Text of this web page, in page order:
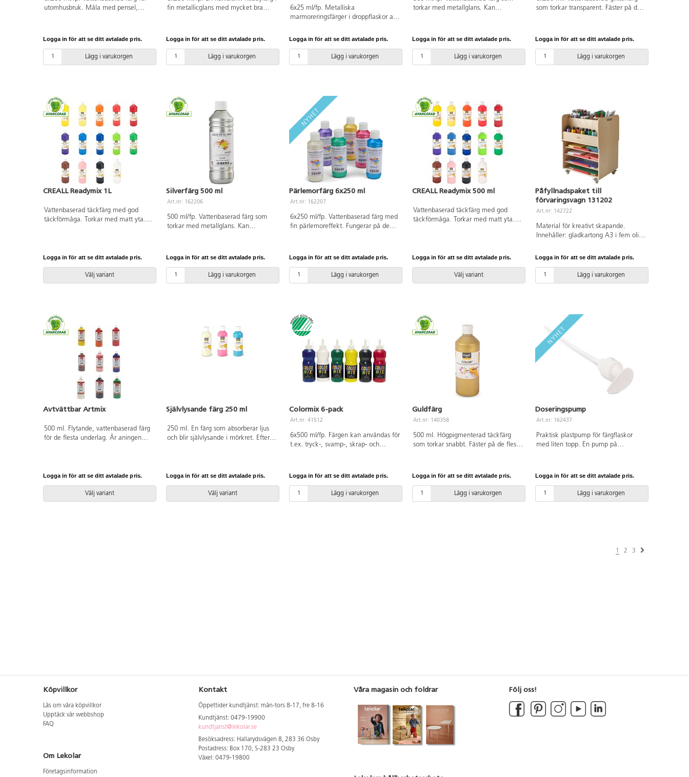
utomhusbruk. Måla med pensel,
med vatten och borste. Kan tvättas
Ingår lila, vit, grön, blå, gul och röd.
PVC-fri. Från 3 år.
Logga in för att se ditt avtalade pris.
Lägg i varukorgen
fin metallicglans med mycket bra
metall, papper, plast och gips.
bort från penslar och verktyg innan
den torkat. På tyg måste färgen
Logga in för att se ditt avtalade pris.
Lägg i varukorgen
6x25 ml/fp. Metalliska
marmoreringsfärger i droppflaskor av
droppas på en vattenyta och formas
redskap innan marmorering. Fungerar
på papper, kartong och liknande ytor.
Logga in för att se ditt avtalade pris.
Lägg i varukorgen
torkar med metallglans. Kan
obehandlat trä och lufttorkande lera.
Logga in för att se ditt avtalade pris.
Lägg i varukorgen
som torkar transparent. Fäster på de
Logga in för att se ditt avtalade pris.
Lägg i varukorgen
CREALL Readymix 1L
Vattenbaserad täckfärg med god
täckförmåga. Torkar med matt yta.
Logga in för att se ditt avtalade pris.
Välj variant
Silverfärg 500 ml
Art.nr: 162206
500 ml/fp. Vattenbaserad färg som
torkar med metallglans. Kan
obehandlat trä och lufttorkande lera.
Logga in för att se ditt avtalade pris.
Lägg i varukorgen
Pärlemorfärg 6x250 ml
Art.nr: 162207
6x250 ml/fp. Vattenbaserad färg med
fin pärlemoreffekt. Fungerar på de
lufttorkande lera. Innehåller gul, rosa,
Logga in för att se ditt avtalade pris.
Lägg i varukorgen
CREALL Readymix 500 ml
Vattenbaserad täckfärg med god
täckförmåga. Torkar med matt yta.
Logga in för att se ditt avtalade pris.
Välj variant
Påfyllnadspaket till
förvaringsvagn 131202
Art.nr: 142722
Material för kreativt skapande.
Innehåller: gladkartong A3 i fem olika
fem olika färger (100 ark/färg),
fiberpennor broad, 25 syntetpenslar
runda mix, 8 färgkoppar, 10
konfettilim, 4 stansformar, 500
träpinnar, 100 trähjärtan,
självhäftande ögon på rulle, 80
piprensare, paljettmix 250 g, 500
velourfigurer, 5 000 rörpärlor, 15
pärlplattor, 6 plastaskar och 2
Logga in för att se ditt avtalade pris.
Lägg i varukorgen
Avtvättbar Artmix
500 ml. Flytande, vattenbaserad färg
för de flesta underlag. Är aningen
kläder och underlag vid användande.
Glutenfri. Innehåller ej nötoljor. PVC-
Logga in för att se ditt avtalade pris.
Välj variant
Självlysande färg 250 ml
250 ml. En färg som absorberar ljus
och blir självlysande i mörkret. Efter
före användning.
Logga in för att se ditt avtalade pris.
Välj variant
Colormix 6-pack
Art.nr: 41512
6x500 ml/fp. Färgen kan användas för
t.ex. tryck-, svamp-, skrap- och
intensiva och levande färgmönster.
underlag såsom papper, gips, trä,
plast, glas m.m. Kan även målas på
Logga in för att se ditt avtalade pris.
Lägg i varukorgen
Guldfärg
Art.nr: 140358
500 ml. Högpigmenterad täckfärg
som torkar snabbt. Fäster på de flesta
Logga in för att se ditt avtalade pris.
Lägg i varukorgen
Doseringspump
Art.nr: 162437
Praktisk plastpump för färgflaskor
med liten topp. En pump på
önskad längd beroende på flaskans
vatten. Från 3 år
Logga in för att se ditt avtalade pris.
Lägg i varukorgen
1 2 3
Köpvillkor
Läs om våra köpvillkor
Upptäck vår webbshop
FAQ
Om Lekolar
Företagsinformation
Kontakt
Öppettider kundtjänst: mån-tors 8-17, fre 8-16
Kundtjänst: 0479-19900
kundtjanst@lekolar.se
Besöksadress: Hallarydsvägen 8, 283 36 Osby
Postadress: Box 170, S-283 23 Osby
Växel: 0479-19800
Våra magasin och foldrar Följ oss!